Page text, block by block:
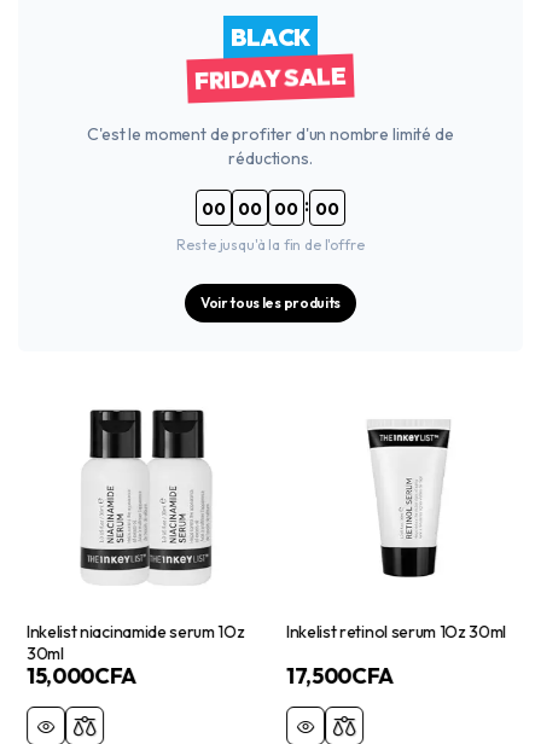
BLACK
FRIDAY SALE
C'est le moment de profiter d'un nombre limité de
réductions.
00 00 00 : 00
Reste jusqu'à la fin de l'offre
Voir tous les produits
Inkelist niacinamide serum 1Oz
30ml
15,000CFA
Inkelist retinol serum 1Oz 30ml
17,500CFA